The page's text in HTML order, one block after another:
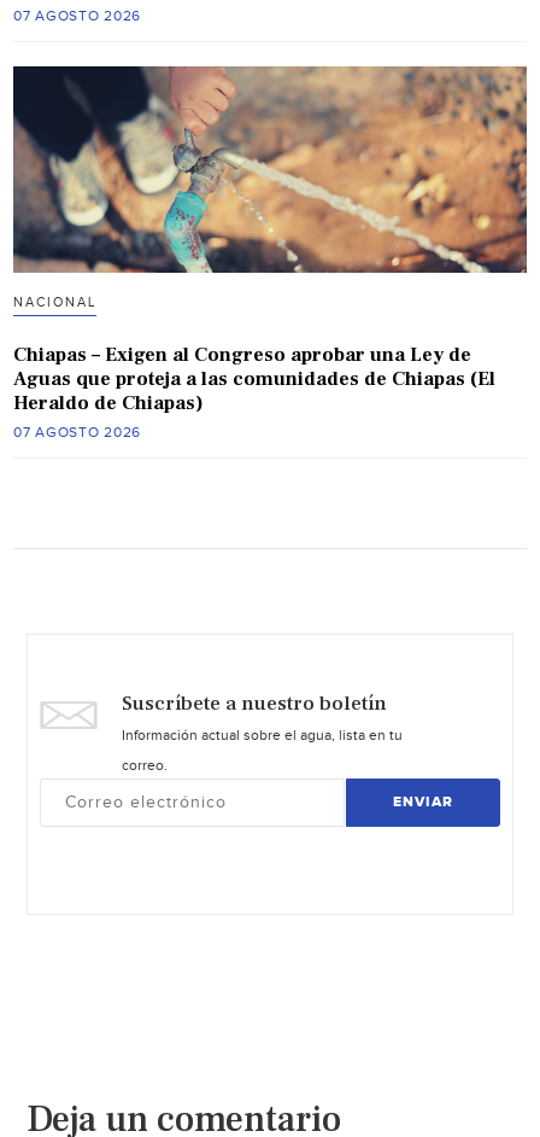
07 AGOSTO 2026
NACIONAL
Chiapas – Exigen al Congreso aprobar una Ley de
Aguas que proteja a las comunidades de Chiapas (El
Heraldo de Chiapas)
07 AGOSTO 2026
Suscríbete a nuestro boletín
Información actual sobre el agua, lista en tu
correo.
ENVIAR
Deja un comentario